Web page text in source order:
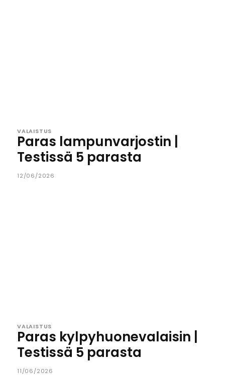
VALAISTUS
Paras lampunvarjostin |
Testissä 5 parasta
12/06/2026
VALAISTUS
Paras kylpyhuonevalaisin |
Testissä 5 parasta
11/06/2026